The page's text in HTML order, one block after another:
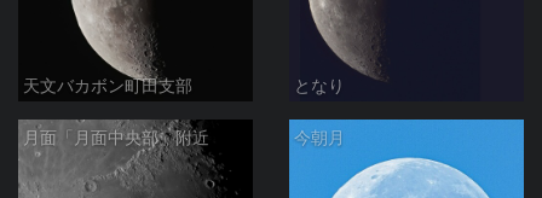
天文バカボン町田支部 となり
月面「月面中央部」附近 今朝月